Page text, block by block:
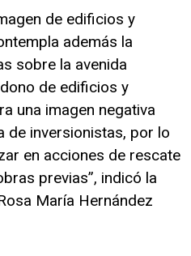
de edificios y
además la
sobre la avenida
de edificios y
una imagen negativa
de inversionistas, por lo
en acciones de rescate
previas”, indicó la
María Hernández